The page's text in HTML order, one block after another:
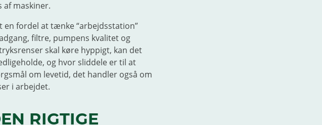
maskiner.
fordel at tænke “arbejdsstation”
filtre, pumpens kvalitet og
skal køre hyppigt, kan det
og hvor sliddele er til at
om levetid, det handler også om
i arbejdet.
RIGTIGE